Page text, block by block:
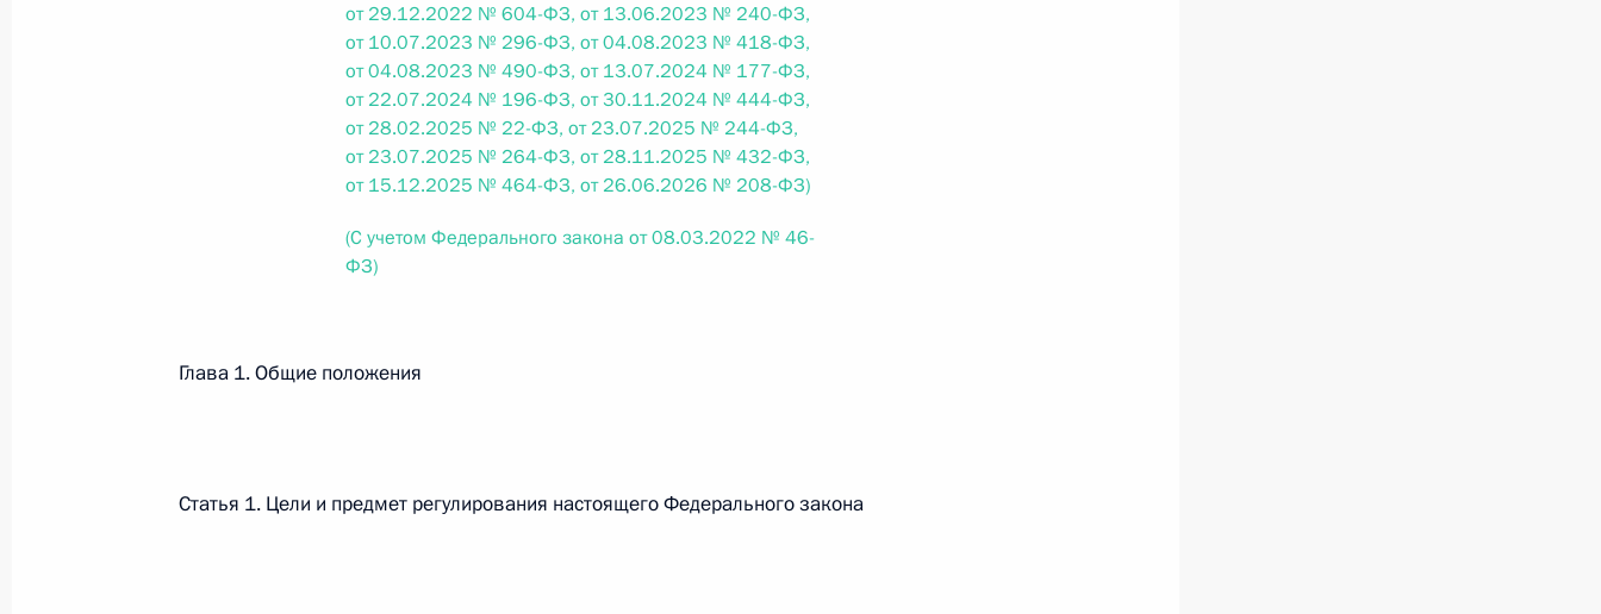
Федеральный закон от 26.07.2026 г. № 268-ФЗ
О внесении изменений в Федеральный закон «О пробации в Российской Федерации»
Федеральный закон от 26.07.2026 г. № 267-ФЗ
26 июля 2026 года
Федеральный закон от 26.07.2026 г. № 251-ФЗ
от 29.12.2022 № 604-ФЗ, от 13.06.2023 № 240-ФЗ,
от 10.07.2023 № 296-ФЗ, от 04.08.2023 № 418-ФЗ,
от 04.08.2023 № 490-ФЗ, от 13.07.2024 № 177-ФЗ,
от 22.07.2024 № 196-ФЗ, от 30.11.2024 № 444-ФЗ,
от 28.02.2025 № 22-ФЗ, от 23.07.2025 № 244-ФЗ,
от 23.07.2025 № 264-ФЗ, от 28.11.2025 № 432-ФЗ,
от 15.12.2025 № 464-ФЗ, от 26.06.2026 № 208-ФЗ)
(С учетом Федерального закона от 08.03.2022 № 46-
ФЗ)
Глава 1. Общие положения
Статья 1. Цели и предмет регулирования настоящего Федерального закона